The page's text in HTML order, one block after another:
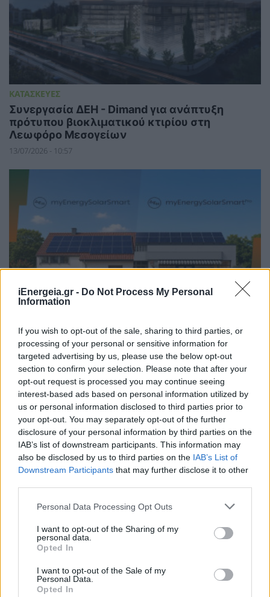
iEnergeia.gr - Do Not Process My Personal
Information
If you wish to opt-out of the sale, sharing to third parties, or
processing of your personal or sensitive information for
targeted advertising by us, please use the below opt-out
section to confirm your selection. Please note that after your
opt-out request is processed you may continue seeing
interest-based ads based on personal information utilized by
us or personal information disclosed to third parties prior to
your opt-out. You may separately opt-out of the further
disclosure of your personal information by third parties on the
IAB’s list of downstream participants. This information may
also be disclosed by us to third parties on the IAB’s List of
Downstream Participants that may further disclose it to other
Personal Data Processing Opt Outs
I want to opt-out of the Sharing of my
personal data.
Opted In
I want to opt-out of the Sale of my
Personal Data.
Opted In
ΚΑΤΑΣΚΕΥΕΣ
Συνεργασία ΔΕΗ - Dimand για ανάπτυξη
πρότυπου βιοκλιματικού κτιρίου στη
Λεωφόρο Μεσογείων
13/07/2026 - 10:57
ΔΕΗ: Φωτοβολταϊκά συστήματα για το σπίτι
και την επιχείρηση χωρίς κόστος εξοπλισμού
09/07/2026 - 13:13
ΧΡΗΣΤΙΚΑ
energyoutloud.gr: Ο απόλυτος ψηφιακός
αθλητισμό με την ενέργεια της ΔΕΗ
08/07/2026 - 10:40